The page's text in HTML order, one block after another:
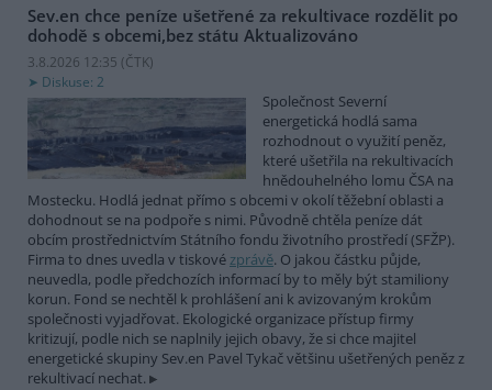
Sev.en chce peníze ušetřené za rekultivace rozdělit po
dohodě s obcemi,bez státu Aktualizováno
3.8.2026 12:35 (ČTK)
Diskuse: 2
Společnost Severní
energetická hodlá sama
rozhodnout o využití peněz,
které ušetřila na rekultivacích
hnědouhelného lomu ČSA na
Mostecku. Hodlá jednat přímo s obcemi v okolí těžební oblasti a
dohodnout se na podpoře s nimi. Původně chtěla peníze dát
obcím prostřednictvím Státního fondu životního prostředí (SFŽP).
Firma to dnes uvedla v tiskovézprávě. O jakou částku půjde,
neuvedla, podle předchozích informací by to měly být stamiliony
korun. Fond se nechtěl k prohlášení ani k avizovaným krokům
společnosti vyjadřovat. Ekologické organizace přístup firmy
kritizují, podle nich se naplnily jejich obavy, že si chce majitel
energetické skupiny Sev.en Pavel Tykač většinu ušetřených peněz z
rekultivací nechat.